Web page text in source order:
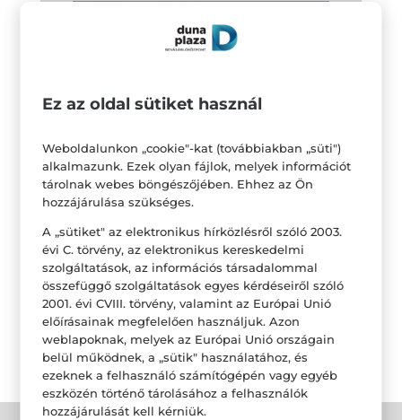
Ez az oldal sütiket használ
Weboldalunkon „cookie"-kat (továbbiakban „süti")
alkalmazunk. Ezek olyan fájlok, melyek információt
tárolnak webes böngészőjében. Ehhez az Ön
hozzájárulása szükséges.
A „sütiket" az elektronikus hírközlésről szóló 2003.
évi C. törvény, az elektronikus kereskedelmi
szolgáltatások, az információs társadalommal
összefüggő szolgáltatások egyes kérdéseiről szóló
2001. évi CVIII. törvény, valamint az Európai Unió
előírásainak megfelelően használjuk. Azon
weblapoknak, melyek az Európai Unió országain
belül működnek, a „sütik" használatához, és
ezeknek a felhasználó számítógépén vagy egyéb
eszközén történő tárolásához a felhasználók
hozzájárulását kell kérniük.